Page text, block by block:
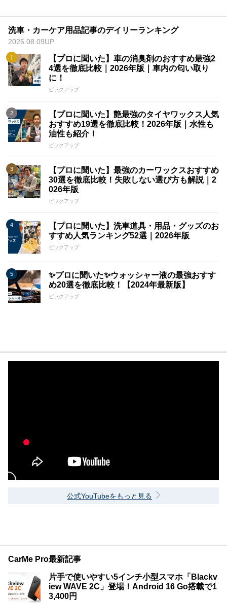
洗車・カーケア用品記事のデイリーランキング
2026.08.09UP
【プロに聞いた】車の消臭剤のおすすめ最強2
4選を徹底比較｜2026年版｜車内の匂い取り
に！
ピックアップ
【プロに聞いた】艶最強のタイヤワックス人気
おすすめ19選を徹底比較！2026年版｜水性も
油性も紹介！
ピックアップ
【プロに聞いた】最強のカーワックスおすすめ
30選を徹底比較！失敗しない選び方も解説｜2
026年版
ピックアップ
【プロに聞いた】洗車道具・用品・グッズのお
すすめ人気ランキング52選｜2026年版
ピックアップ
✨プロに聞いた✨ウォッシャー液の最強おすす
め20選を徹底比較！【2024年最新版】
ピックアップ
公式YouTubeをもっと見る
CarMe Pro最新記事
片手で使いやすい5インチ小型スマホ「Blackv
iew WAVE 2C」登場！Android 16 Go搭載で1
3,400円